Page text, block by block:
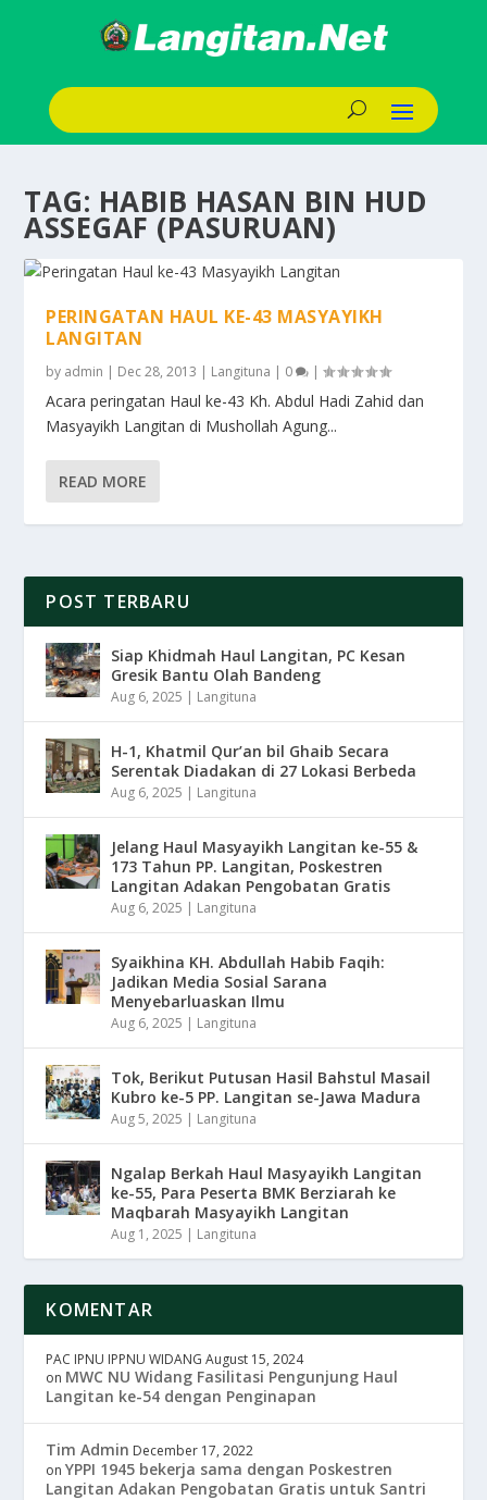
TAG: HABIB HASAN BIN HUD
ASSEGAF (PASURUAN)
PERINGATAN HAUL KE-43 MASYAYIKH
LANGITAN
by admin | Dec 28, 2013 | Langituna | 0 |
Acara peringatan Haul ke-43 Kh. Abdul Hadi Zahid dan
Masyayikh Langitan di Mushollah Agung...
READ MORE
POST TERBARU
Siap Khidmah Haul Langitan, PC Kesan
Gresik Bantu Olah Bandeng
Aug 6, 2025 | Langituna
H-1, Khatmil Qur’an bil Ghaib Secara
Serentak Diadakan di 27 Lokasi Berbeda
Aug 6, 2025 | Langituna
Jelang Haul Masyayikh Langitan ke-55 &
173 Tahun PP. Langitan, Poskestren
Langitan Adakan Pengobatan Gratis
Aug 6, 2025 | Langituna
Syaikhina KH. Abdullah Habib Faqih:
Jadikan Media Sosial Sarana
Menyebarluaskan Ilmu
Aug 6, 2025 | Langituna
Tok, Berikut Putusan Hasil Bahstul Masail
Kubro ke-5 PP. Langitan se-Jawa Madura
Aug 5, 2025 | Langituna
Ngalap Berkah Haul Masyayikh Langitan
ke-55, Para Peserta BMK Berziarah ke
Maqbarah Masyayikh Langitan
Aug 1, 2025 | Langituna
KOMENTAR
PAC IPNU IPPNU WIDANG August 15, 2024
on MWC NU Widang Fasilitasi Pengunjung Haul
Langitan ke-54 dengan Penginapan
Tim Admin December 17, 2022
onYPPI 1945 bekerja sama dengan Poskestren
Langitan Adakan Pengobatan Gratis untuk Santri